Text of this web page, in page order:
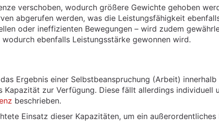
verschoben, wodurch größere Gewichte gehoben
abgerufen werden, was die Leistungsfähigkeit
oder ineffizienten Bewegungen – wird zudem
ebenfalls Leistungsstärke gewonnen wird.
Ergebnis einer Selbstbeanspruchung (Arbeit)
Kapazität zur Verfügung. Diese fällt allerdings
beschrieben.
Einsatz dieser Kapazitäten, um ein